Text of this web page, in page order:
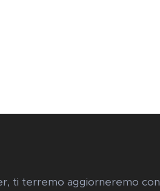
ti terremo aggiorneremo con